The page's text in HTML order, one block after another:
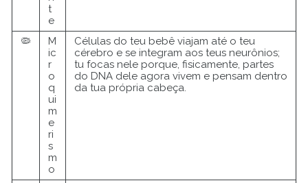
t
e
🦠
M
ic
r
o
q
ui
m
e
ri
s
m
o
Células do teu bebê viajam até o teu
cérebro e se integram aos teus neurônios;
tu focas nele porque, fisicamente, partes
do DNA dele agora vivem e pensam dentro
da tua própria cabeça.